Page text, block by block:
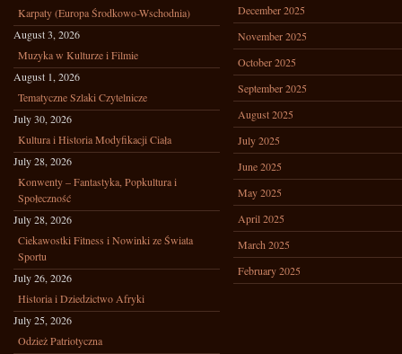
Karpaty (Europa Środkowo-Wschodnia)
August 3, 2026
Muzyka w Kulturze i Filmie
August 1, 2026
Tematyczne Szlaki Czytelnicze
July 30, 2026
Kultura i Historia Modyfikacji Ciała
July 28, 2026
Konwenty – Fantastyka, Popkultura i
Społeczność
July 28, 2026
Ciekawostki Fitness i Nowinki ze Świata
Sportu
July 26, 2026
Historia i Dziedzictwo Afryki
July 25, 2026
Odzież Patriotyczna
December 2025
November 2025
October 2025
September 2025
August 2025
July 2025
June 2025
May 2025
April 2025
March 2025
February 2025